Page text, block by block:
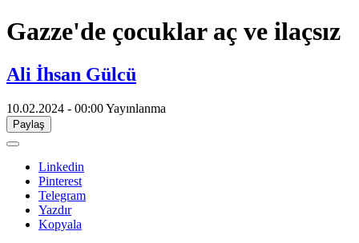
Gazze'de çocuklar aç ve ilaçsız
Ali İhsan Gülcü
10.02.2024 - 00:00Yayınlanma
Paylaş
Linkedin
Pinterest
Telegram
Yazdır
Kopyala